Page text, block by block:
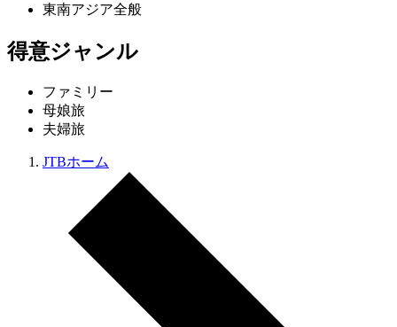
東南アジア全般
得意ジャンル
ファミリー
母娘旅
夫婦旅
JTBホーム